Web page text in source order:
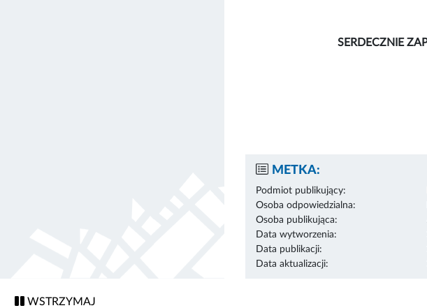
SERDECZNIE
METKA:
Podmiot publikujący:
Osoba odpowiedzialna:
Osoba publikująca:
Data wytworzenia:
Data publikacji:
Data aktualizacji:
WSTRZYMAJ